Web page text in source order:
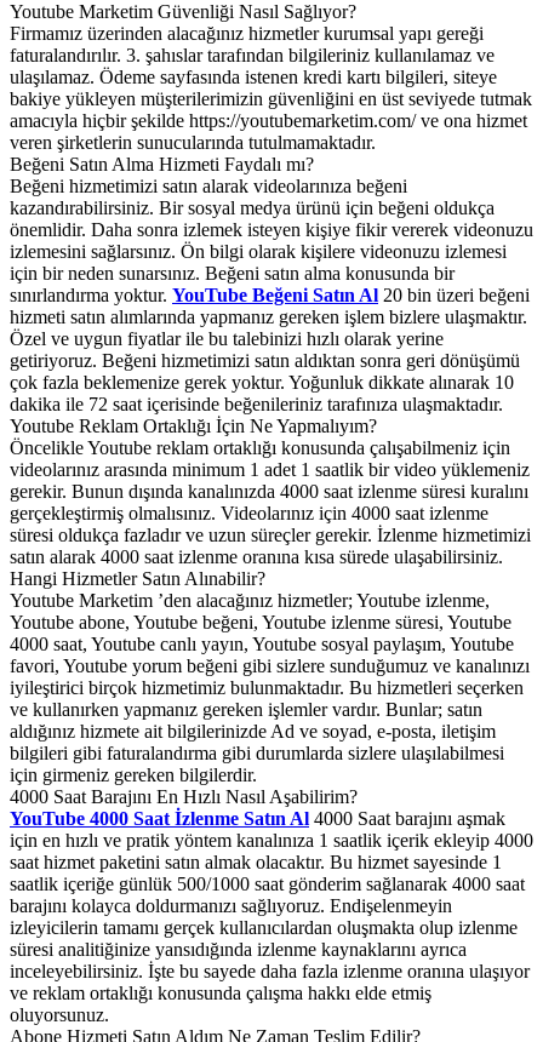
Youtube Marketim Güvenliği Nasıl Sağlıyor?
Firmamız üzerinden alacağınız hizmetler kurumsal yapı gereği
faturalandırılır. 3. şahıslar tarafından bilgileriniz kullanılamaz ve
ulaşılamaz. Ödeme sayfasında istenen kredi kartı bilgileri, siteye
bakiye yükleyen müşterilerimizin güvenliğini en üst seviyede tutmak
amacıyla hiçbir şekilde https://youtubemarketim.com/ ve ona hizmet
veren şirketlerin sunucularında tutulmamaktadır.
Beğeni Satın Alma Hizmeti Faydalı mı?
Beğeni hizmetimizi satın alarak videolarınıza beğeni
kazandırabilirsiniz. Bir sosyal medya ürünü için beğeni oldukça
önemlidir. Daha sonra izlemek isteyen kişiye fikir vererek videonuzu
izlemesini sağlarsınız. Ön bilgi olarak kişilere videonuzu izlemesi
için bir neden sunarsınız. Beğeni satın alma konusunda bir
sınırlandırma yoktur. YouTube Beğeni Satın Al 20 bin üzeri beğeni
hizmeti satın alımlarında yapmanız gereken işlem bizlere ulaşmaktır.
Özel ve uygun fiyatlar ile bu talebinizi hızlı olarak yerine
getiriyoruz. Beğeni hizmetimizi satın aldıktan sonra geri dönüşümü
çok fazla beklemenize gerek yoktur. Yoğunluk dikkate alınarak 10
dakika ile 72 saat içerisinde beğenileriniz tarafınıza ulaşmaktadır.
Youtube Reklam Ortaklığı İçin Ne Yapmalıyım?
Öncelikle Youtube reklam ortaklığı konusunda çalışabilmeniz için
videolarınız arasında minimum 1 adet 1 saatlik bir video yüklemeniz
gerekir. Bunun dışında kanalınızda 4000 saat izlenme süresi kuralını
gerçekleştirmiş olmalısınız. Videolarınız için 4000 saat izlenme
süresi oldukça fazladır ve uzun süreçler gerekir. İzlenme hizmetimizi
satın alarak 4000 saat izlenme oranına kısa sürede ulaşabilirsiniz.
Hangi Hizmetler Satın Alınabilir?
Youtube Marketim ’den alacağınız hizmetler; Youtube izlenme,
Youtube abone, Youtube beğeni, Youtube izlenme süresi, Youtube
4000 saat, Youtube canlı yayın, Youtube sosyal paylaşım, Youtube
favori, Youtube yorum beğeni gibi sizlere sunduğumuz ve kanalınızı
iyileştirici birçok hizmetimiz bulunmaktadır. Bu hizmetleri seçerken
ve kullanırken yapmanız gereken işlemler vardır. Bunlar; satın
aldığınız hizmete ait bilgilerinizde Ad ve soyad, e-posta, iletişim
bilgileri gibi faturalandırma gibi durumlarda sizlere ulaşılabilmesi
için girmeniz gereken bilgilerdir.
4000 Saat Barajını En Hızlı Nasıl Aşabilirim?
YouTube 4000 Saat İzlenme Satın Al 4000 Saat barajını aşmak
için en hızlı ve pratik yöntem kanalınıza 1 saatlik içerik ekleyip 4000
saat hizmet paketini satın almak olacaktır. Bu hizmet sayesinde 1
saatlik içeriğe günlük 500/1000 saat gönderim sağlanarak 4000 saat
barajını kolayca doldurmanızı sağlıyoruz. Endişelenmeyin
izleyicilerin tamamı gerçek kullanıcılardan oluşmakta olup izlenme
süresi analitiğinize yansıdığında izlenme kaynaklarını ayrıca
inceleyebilirsiniz. İşte bu sayede daha fazla izlenme oranına ulaşıyor
ve reklam ortaklığı konusunda çalışma hakkı elde etmiş
oluyorsunuz.
Abone Hizmeti Satın Aldım Ne Zaman Teslim Edilir?